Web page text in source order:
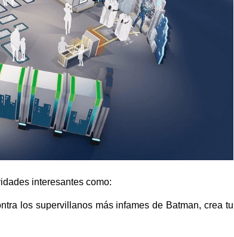
interesantes como:
los supervillanos más infames de Batman, crea tu